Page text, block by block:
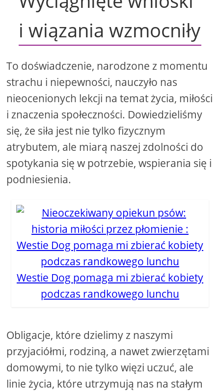
i wiązania wzmocniły
To doświadczenie, narodzone z momentu
strachu i niepewności, nauczyło nas
nieocenionych lekcji na temat życia, miłości
i znaczenia społeczności. Dowiedzieliśmy
się, że siła jest nie tylko fizycznym
atrybutem, ale miarą naszej zdolności do
spotykania się w potrzebie, wspierania się i
podniesienia.
Westie Dog pomaga mi zbierać kobiety
podczas randkowego lunchu
Obligacje, które dzielimy z naszymi
przyjaciółmi, rodziną, a nawet zwierzętami
domowymi, to nie tylko więzi uczuć, ale
linie życia, które utrzymują nas na stałym